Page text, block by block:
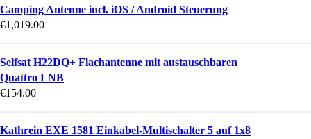
Camping Antenne incl. iOS / Android Steuerung
€1,019.00
Selfsat H22DQ+ Flachantenne mit austauschbaren
Quattro LNB
€154.00
Kathrein EXE 1581 Einkabel-Multischalter 5 auf 1x8